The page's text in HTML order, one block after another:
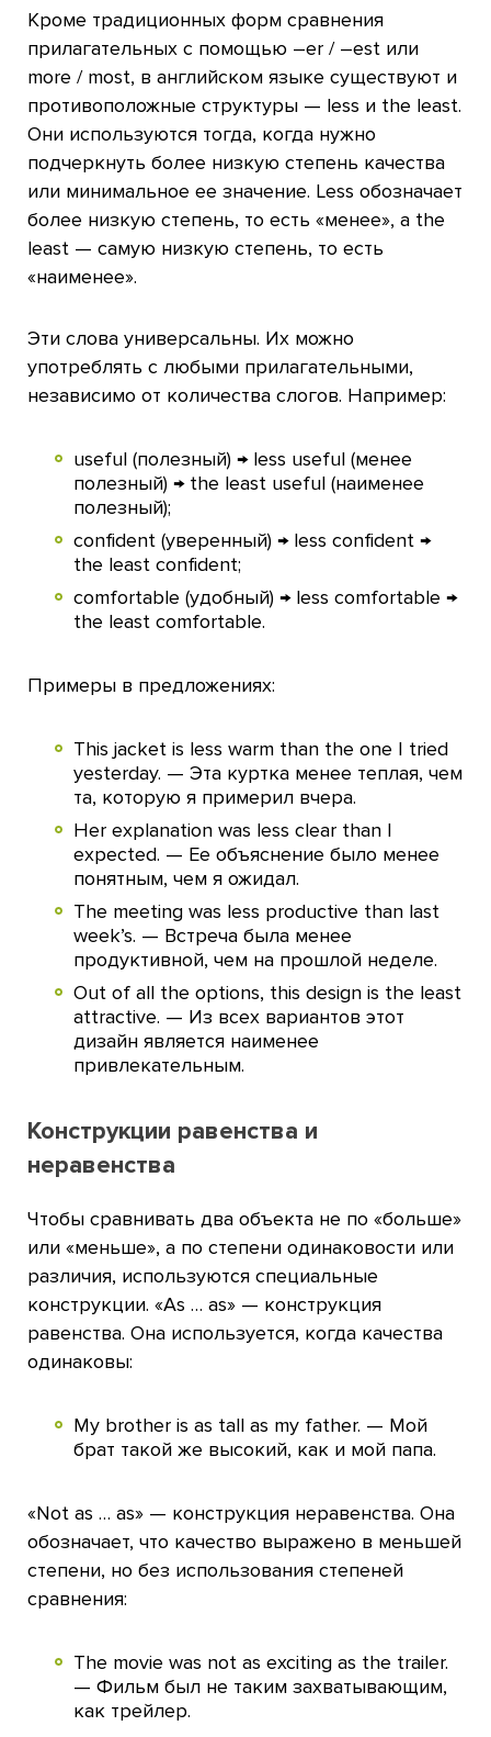
Кроме традиционных форм сравнения
прилагательных с помощью –er / –est или
more / most, в английском языке существуют и
противоположные структуры — less и the least.
Они используются тогда, когда нужно
подчеркнуть более низкую степень качества
или минимальное ее значение. Less обозначает
более низкую степень, то есть «менее», а the
least — самую низкую степень, то есть
«наименее».
Эти слова универсальны. Их можно
употреблять с любыми прилагательными,
независимо от количества слогов. Например:
useful (полезный) → less useful (менее
полезный) → the least useful (наименее
полезный);
confident (уверенный) → less confident →
the least confident;
comfortable (удобный) → less comfortable →
the least comfortable.
Примеры в предложениях:
This jacket is less warm than the one I tried
yesterday. — Эта куртка менее теплая, чем
та, которую я примерил вчера.
Her explanation was less clear than I
expected. — Ее объяснение было менее
понятным, чем я ожидал.
The meeting was less productive than last
week’s. — Встреча была менее
продуктивной, чем на прошлой неделе.
Out of all the options, this design is the least
attractive. — Из всех вариантов этот
дизайн является наименее
привлекательным.
Конструкции равенства и
неравенства
Чтобы сравнивать два объекта не по «больше»
или «меньше», а по степени одинаковости или
различия, используются специальные
конструкции. «As … as» — конструкция
равенства. Она используется, когда качества
одинаковы:
My brother is as tall as my father. — Мой
брат такой же высокий, как и мой папа.
«Not as … as» — конструкция неравенства. Она
обозначает, что качество выражено в меньшей
степени, но без использования степеней
сравнения:
The movie was not as exciting as the trailer.
— Фильм был не таким захватывающим,
как трейлер.